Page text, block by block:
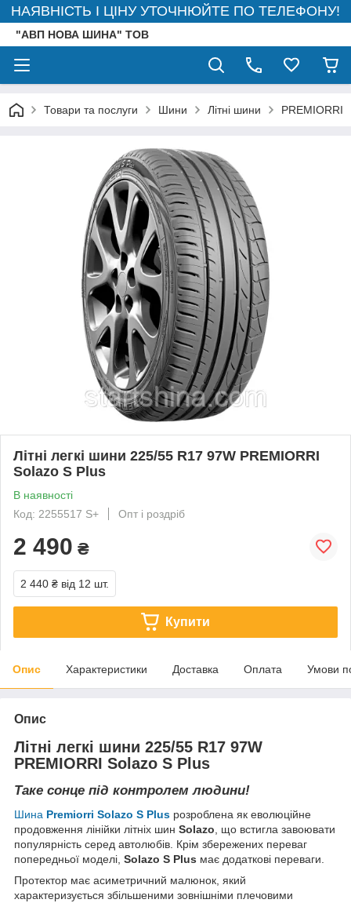
НАЯВНІСТЬ І ЦІНУ УТОЧНЮЙТЕ ПО ТЕЛЕФОНУ!
"АВП НОВА ШИНА" ТОВ
Товари та послуги Шини Літні шини PREMIORRI
Літні легкі шини 225/55 R17 97W PREMIORRI
Solazo S Plus
В наявності
Код: 2255517 S+
Опт і роздріб
2 490 ₴
2 440 ₴ від 12 шт.
Купити
Опис Характеристики Доставка Оплата Умови
Опис
Літні легкі шини 225/55 R17 97W
PREMIORRI Solazo S Plus
Таке сонце під контролем людини!
Шина Premiorri Solazo S Plus розроблена як еволюційне
продовження лінійки літніх шин Solazo, що встигла завоювати
популярність серед автолюбів. Крім збережених переваг
попередньої моделі, Solazo S Plus має додаткові переваги.
Протектор має асиметричний малюнок, який
характеризується збільшеними зовнішніми плечовими